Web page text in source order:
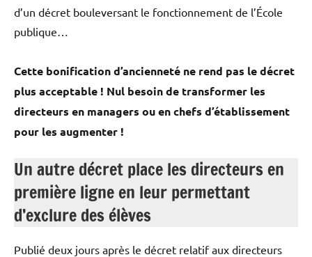
d’un décret bouleversant le fonctionnement de l’École
publique…
Cette bonification d’ancienneté ne rend pas le décret
plus acceptable ! Nul besoin de transformer les
directeurs en managers ou en chefs d’établissement
pour les augmenter !
Un autre décret place les directeurs en
première ligne en leur permettant
d’exclure des élèves
Publié deux jours après le décret relatif aux directeurs